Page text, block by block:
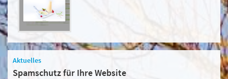
Aktuelles
Spamschutz für Ihre Website